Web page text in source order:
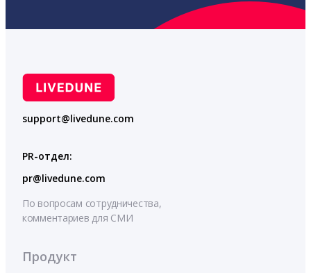
support@livedune.com
PR-отдел:
pr@livedune.com
По вопросам сотрудничества,
комментариев для СМИ
Продукт